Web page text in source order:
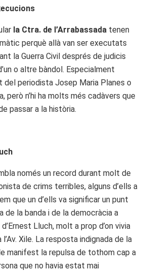
la Ctra. de l’Arrabassada tenen
perquè allà van ser executats
la Guerra Civil després de judicis
o altre bàndol. Especialment
del periodista Josep Maria Planes o
però n’hi ha molts més cadàvers que
passar a la història.
només un record durant molt de
de crims terribles, alguns d’ells a
que un d’ells va significar un punt
de la banda i de la democràcia a
d’Ernest Lluch, molt a prop d’on vivia
Xile. La resposta indignada de la
manifest la repulsa de tothom cap a
que no havia estat mai